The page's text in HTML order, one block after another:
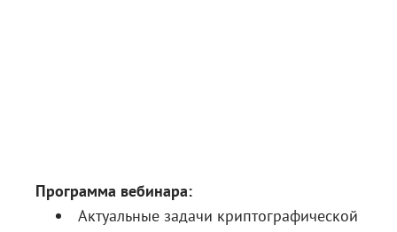
Программа вебинара:
Актуальные задачи криптографической